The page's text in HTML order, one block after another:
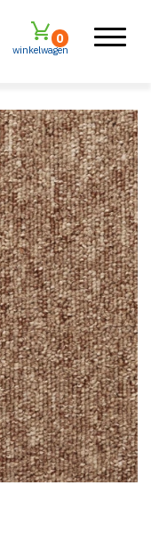
winkelwagen
0